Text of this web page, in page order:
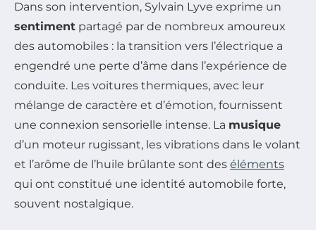
Dans son intervention, Sylvain Lyve exprime un
sentiment partagé par de nombreux amoureux
des automobiles : la transition vers l’électrique a
engendré une perte d’âme dans l’expérience de
conduite. Les voitures thermiques, avec leur
mélange de caractère et d’émotion, fournissent
une connexion sensorielle intense. La musique
d’un moteur rugissant, les vibrations dans le volant
et l’arôme de l’huile brûlante sont des éléments
qui ont constitué une identité automobile forte,
souvent nostalgique.